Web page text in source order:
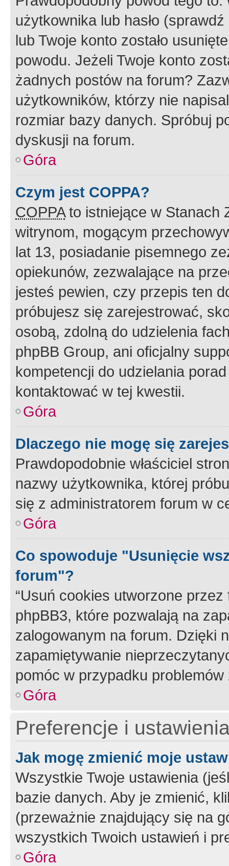
użytkownika lub hasło
lub Twoje konto zostało
powodu. Jeżeli Twoje konto
żadnych postów na forum?
użytkowników, którzy nie
rozmiar bazy danych. Spróbuj
dyskusji na forum.
Góra
Czym jest COPPA?
COPPAto istniejące w Stanach
witrynom, mogącym
lat 13, posiadanie pisemnego
opiekunów, zezwalające na
jesteś pewien, czy przepis ten
próbujesz się zarejestrować,
osobą, zdolną do udzielenia
phpBB Group, ani oficjalny
kompetencji do udzielania
kontaktować w tej kwestii.
Góra
Dlaczego nie mogę się
Prawdopodobnie właściciel
nazwy użytkownika, której
się z administratorem forum w
Góra
Co spowoduje "Usunięcie
forum"?
“Usuń cookies utworzone
phpBB3, które pozwalają na
zalogowanym na forum. Dzięki
zapamiętywanie
pomóc w przypadku
Góra
Preferencje i
Jak mogę zmienić moje
Wszystkie Twoje ustawienia
bazie danych. Aby je zmienić,
(przeważnie znajdujący się na
wszystkich Twoich ustawień i
Góra